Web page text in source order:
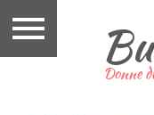
Donne